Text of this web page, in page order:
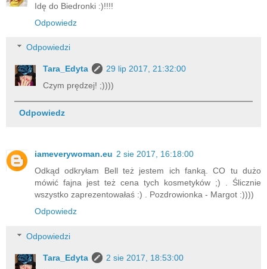
Idę do Biedronki :)!!!!
Odpowiedz
Odpowiedzi
Tara_Edyta
29 lip 2017, 21:32:00
Czym prędzej! ;))))
Odpowiedz
iameverywoman.eu 2 sie 2017, 16:18:00
Odkąd odkryłam Bell też jestem ich fanką. CO tu dużo
mówić fajna jest też cena tych kosmetyków ;) . Ślicznie
wszystko zaprezentowałaś :) . Pozdrowionka - Margot :))))
Odpowiedz
Odpowiedzi
Tara_Edyta
2 sie 2017, 18:53:00